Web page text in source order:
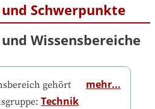
Schwerpunkte
Wissensbereiche
gehört
Technik
mehr...